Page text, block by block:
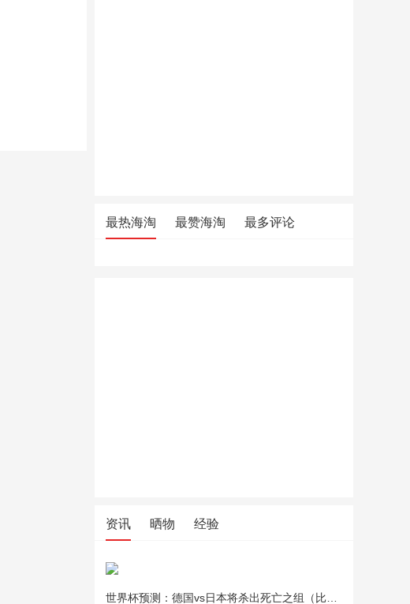
最热海淘 最赞海淘 最多评论
资讯 晒物 经验